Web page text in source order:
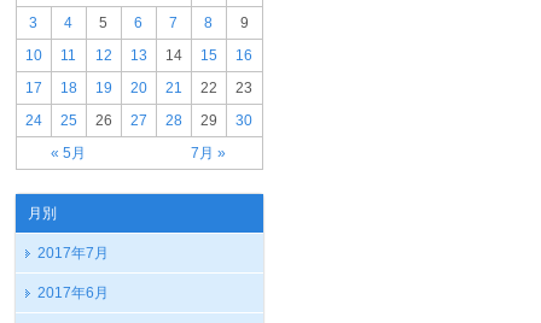
« 5月 7月 »
3
4 5 6 7 8
9
10
11 12 13 14 15
16
17
18 19 20 21 22
23
24
25 26 27 28 29 30
月別
2017年7月
2017年6月